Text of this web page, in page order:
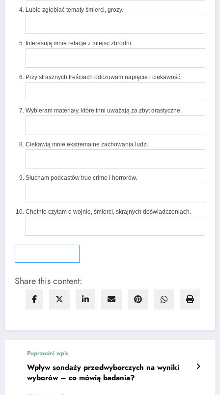
Lubię zgłębiać tematy śmierci, grozy.
Interesują mnie relacje z miejsc zbrodni.
Przy strasznych treściach odczuwam napięcie i ciekawość.
Wybieram materiały, które inni uważają za zbyt drastyczne.
Ciekawią mnie ekstremalne zachowania ludzi.
Słucham podcastów true crime i horrorów.
Chętnie czytam o wojnie, śmierci, skrajnych doświadczeniach.
Share this content:
Poprzedni wpis
Wpływ sondaży przedwyborczych na wyniki
wyborów – co mówią badania?